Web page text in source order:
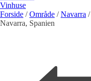
Vinhuse
Rødvin
alt godt fra havet
Forside /Område /Navarra
Navarra, Spanien